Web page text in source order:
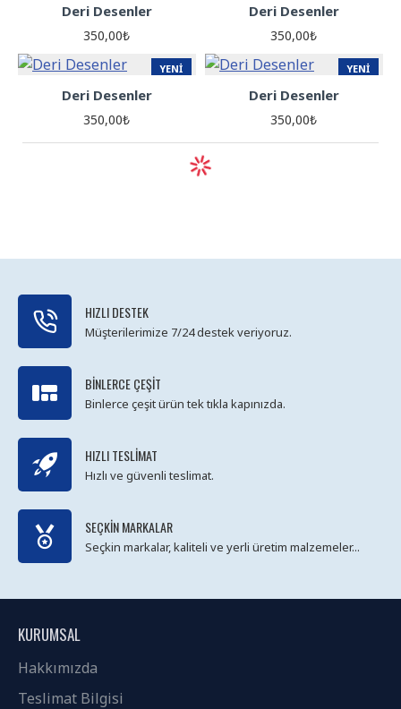
Deri Desenler
350,00₺
Deri Desenler
350,00₺
YENI
Deri Desenler
350,00₺
YENI
Deri Desenler
350,00₺
HIZLI DESTEK
Müşterilerimize 7/24 destek veriyoruz.
BINLERCE ÇEŞIT
Binlerce çeşit ürün tek tıkla kapınızda.
HIZLI TESLIMAT
Hızlı ve güvenli teslimat.
SEÇKIN MARKALAR
Seçkin markalar, kaliteli ve yerli üretim malzemeler...
KURUMSAL
Hakkımızda
Teslimat Bilgisi